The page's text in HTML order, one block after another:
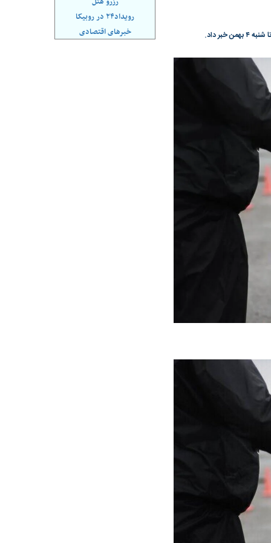
داد.
کنوانسیون خزر؛ ترکمانچای جدید یا پایان
یک سوءتفاهم تاریخی؟
و ارزش معاملات
جنگنده شکاری رهگیر آمریکا | F-14
رویداد۲۴ در روبیکا
خبرهای اقتصادی